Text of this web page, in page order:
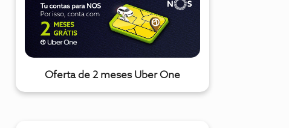
Oferta de 2 meses Uber One